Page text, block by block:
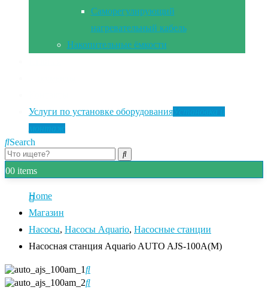
Саморегулирующий
нагревательный кабель
Накопительные ёмкости
Услуги по установке оборудования
Search
00 items
Home
Магазин
Насосы, Насосы Aquario, Насосные станции
Насосная станция Aquario AUTO AJS-100A(M)